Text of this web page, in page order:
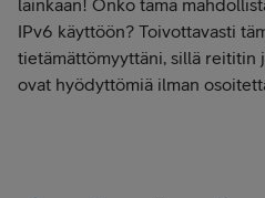
lainkaan! Onko tämä
IPv6 käyttöön? Toivottavasti
tietämättömyyttäni, sillä reititin
ovat hyödyttömiä ilman